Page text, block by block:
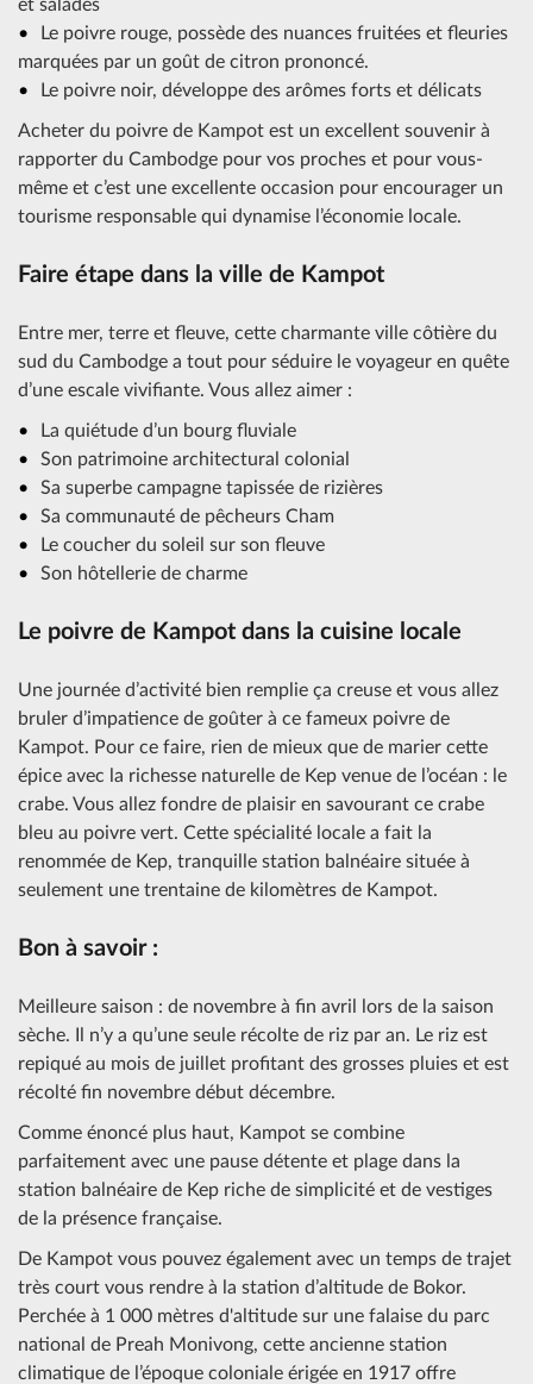
et salades
Le poivre rouge, possède des nuances fruitées et fleuries
marquées par un goût de citron prononcé.
Le poivre noir, développe des arômes forts et délicats
Acheter du poivre de Kampot est un excellent souvenir à
rapporter du Cambodge pour vos proches et pour vous-
même et c’est une excellente occasion pour encourager un
tourisme responsable qui dynamise l’économie locale.
Faire étape dans la ville de Kampot
Entre mer, terre et fleuve, cette charmante ville côtière du
sud du Cambodge a tout pour séduire le voyageur en quête
d’une escale vivifiante. Vous allez aimer :
La quiétude d’un bourg fluviale
Son patrimoine architectural colonial
Sa superbe campagne tapissée de rizières
Sa communauté de pêcheurs Cham
Le coucher du soleil sur son fleuve
Son hôtellerie de charme
Le poivre de Kampot dans la cuisine locale
Une journée d’activité bien remplie ça creuse et vous allez
bruler d’impatience de goûter à ce fameux poivre de
Kampot. Pour ce faire, rien de mieux que de marier cette
épice avec la richesse naturelle de Kep venue de l’océan : le
crabe. Vous allez fondre de plaisir en savourant ce crabe
bleu au poivre vert. Cette spécialité locale a fait la
renommée de Kep, tranquille station balnéaire située à
seulement une trentaine de kilomètres de Kampot.
Bon à savoir :
Meilleure saison : de novembre à fin avril lors de la saison
sèche. Il n’y a qu’une seule récolte de riz par an. Le riz est
repiqué au mois de juillet profitant des grosses pluies et est
récolté fin novembre début décembre.
Comme énoncé plus haut, Kampot se combine
parfaitement avec une pause détente et plage dans la
station balnéaire de Kep riche de simplicité et de vestiges
de la présence française.
De Kampot vous pouvez également avec un temps de trajet
très court vous rendre à la station d’altitude de Bokor.
Perchée à 1 000 mètres d'altitude sur une falaise du parc
national de Preah Monivong, cette ancienne station
climatique de l’époque coloniale érigée en 1917 offre